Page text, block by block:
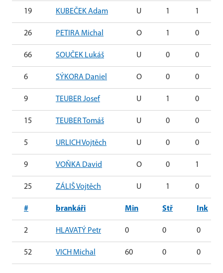
19 KUBEČEK Adam U 1 1
26 PETIRA Michal O 1 0
66 SOUČEK Lukáš U 0 0
6 SÝKORA Daniel O 0 0
9 TEUBER Josef U 1 0
15 TEUBER Tomáš U 0 0
5 URLICH Vojtěch U 0 0
9 VOŇKA David O 0 1
25 ZÁLIŠ Vojtěch U 1 0
# brankáři Min Stř Ink
2 HLAVATÝ Petr 0 0 0
52 VICH Michal 60 0 0